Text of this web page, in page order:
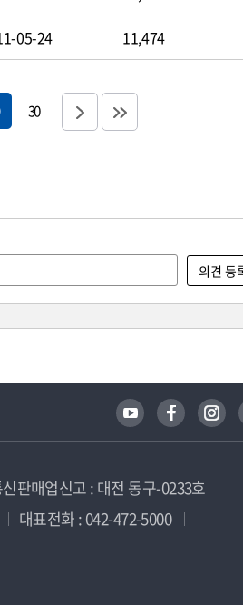
05-24 11,474
30
판매업신고 : 대전 동구-0233호
대표전화 : 042-472-5000